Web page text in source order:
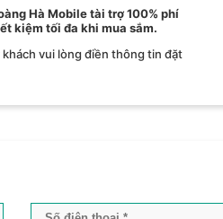
Hà Mobile tài trợ 100% phí
kiệm tối đa khi mua sắm.
vui lòng điền thông tin đặt